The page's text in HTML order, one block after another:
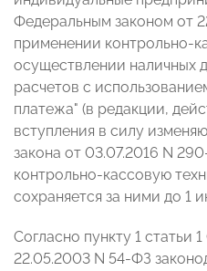
Федеральным законом от
применении контрольно-
осуществлении наличных
расчетов с
платежа" (в редакции,
вступления в силу
закона от 03.07.2016 N
контрольно-кассовую
сохраняется за ними до 1
Согласно пункту 1 статьи
22.05.2003 N 54-ФЗ